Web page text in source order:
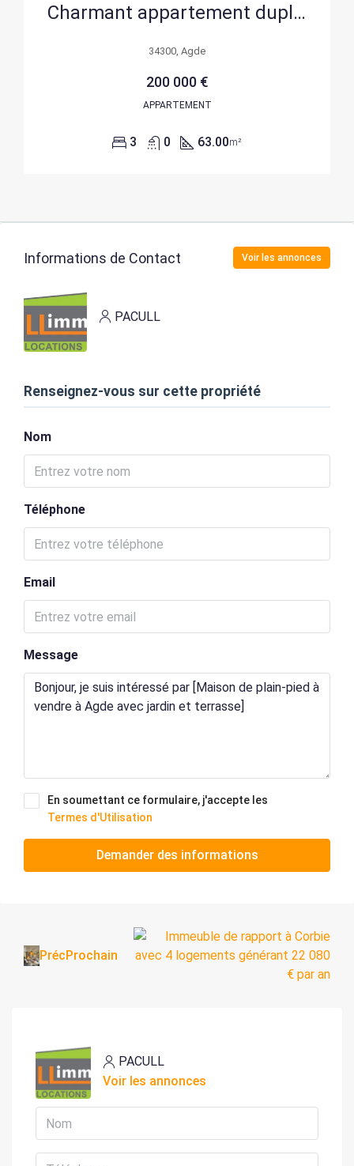
Charmant appartement duplex T4 avec terrasse à Agde Marine, proche du port et des plages
34300, Agde
200 000 €
APPARTEMENT
3 0 63.00m²
Informations de Contact Voir les annonces
PACULL
Renseignez-vous sur cette propriété
Nom
Téléphone
Email
Message
En soumettant ce formulaire, j'accepte les
Termes d'Utilisation
Demander des informations
PrécProchain
PACULL
Voir les annonces